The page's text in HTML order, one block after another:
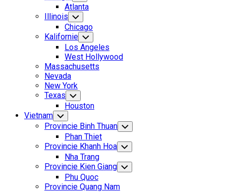
Child
Menu
Atlanta
Illinois Toggle
Child
Menu
Chicago
Kalifornie Toggle
Child
Menu
Los Angeles
West Hollywood
Massachusetts
Nevada
New York
Texas Toggle
Child
Menu
Houston
Vietnam Toggle
Child
Menu
Provincie Binh Thuan Toggle
Child
Menu
Phan Thiet
Provincie Khanh Hoa Toggle
Child
Menu
Nha Trang
Provincie Kien Giang Toggle
Child
Phu Quoc
Provincie Quang Nam